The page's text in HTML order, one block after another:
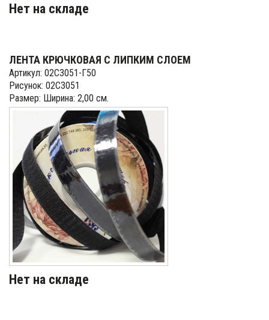
Нет на складе
ЛЕНТА КРЮЧКОВАЯ С ЛИПКИМ СЛОЕМ
Артикул: 02С3051-Г50
Рисунок: 02С3051
Размер: Ширина: 2,00 см.
Нет на складе